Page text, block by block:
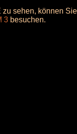
zu sehen, können
3 besuchen.